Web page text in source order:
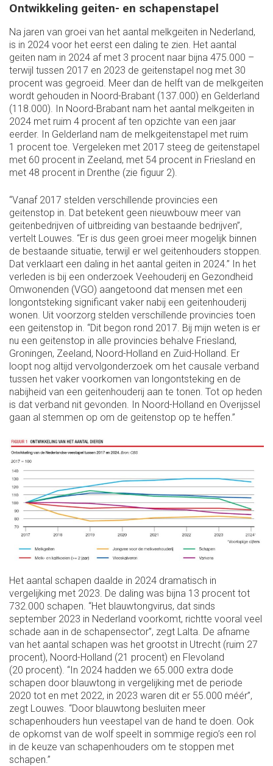
Ontwikkeling geiten- en schapenstapel
Na jaren van groei van het aantal melkgeiten in Nederland,
is in 2024 voor het eerst een daling te zien. Het aantal
geiten nam in 2024 af met 3 procent naar bijna 475.000 –
terwijl tussen 2017 en 2023 de geitenstapel nog met 30
procent was gegroeid. Meer dan de helft van de melkgeiten
wordt gehouden in Noord-Brabant (137.000) en Gelderland
(118.000). In Noord-Brabant nam het aantal melkgeiten in
2024 met ruim 4 procent af ten opzichte van een jaar
eerder. In Gelderland nam de melkgeitenstapel met ruim
1 procent toe. Vergeleken met 2017 steeg de geitenstapel
met 60 procent in Zeeland, met 54 procent in Friesland en
met 48 procent in Drenthe (zie figuur 2).
“Vanaf 2017 stelden verschillende provincies een
geitenstop in. Dat betekent geen nieuwbouw meer van
geitenbedrijven of uitbreiding van bestaande bedrijven”,
vertelt Louwes. “Er is dus geen groei meer mogelijk binnen
de bestaande situatie, terwijl er wel geitenhouders stoppen.
Dat verklaart een daling in het aantal geiten in 2024.” In het
verleden is bij een onderzoek Veehouderij en Gezondheid
Omwonenden (VGO) aangetoond dat mensen met een
longontsteking significant vaker nabij een geitenhouderij
wonen. Uit voorzorg stelden verschillende provincies toen
een geitenstop in. “Dit begon rond 2017. Bij mijn weten is er
nu een geitenstop in alle provincies behalve Friesland,
Groningen, Zeeland, Noord-Holland en Zuid-Holland. Er
loopt nog altijd vervolgonderzoek om het causale verband
tussen het vaker voorkomen van longontsteking en de
nabijheid van een geitenhouderij aan te tonen. Tot op heden
is dat verband nit gevonden. In Noord-Holland en Overijssel
gaan al stemmen op om de geitenstop op te heffen.”
Het aantal schapen daalde in 2024 dramatisch in
vergelijking met 2023. De daling was bijna 13 procent tot
732.000 schapen. “Het blauwtongvirus, dat sinds
september 2023 in Nederland voorkomt, richtte vooral veel
schade aan in de schapensector”, zegt Lalta. De afname
van het aantal schapen was het grootst in Utrecht (ruim 27
procent), Noord-Holland (21 procent) en Flevoland
(20 procent). “In 2024 hadden we 65.000 extra dode
schapen door blauwtong in vergelijking met de periode
2020 tot en met 2022, in 2023 waren dit er 55.000 méér”,
zegt Louwes. “Door blauwtong besluiten meer
schapenhouders hun veestapel van de hand te doen. Ook
de opkomst van de wolf speelt in sommige regio’s een rol
in de keuze van schapenhouders om te stoppen met
schapen.”